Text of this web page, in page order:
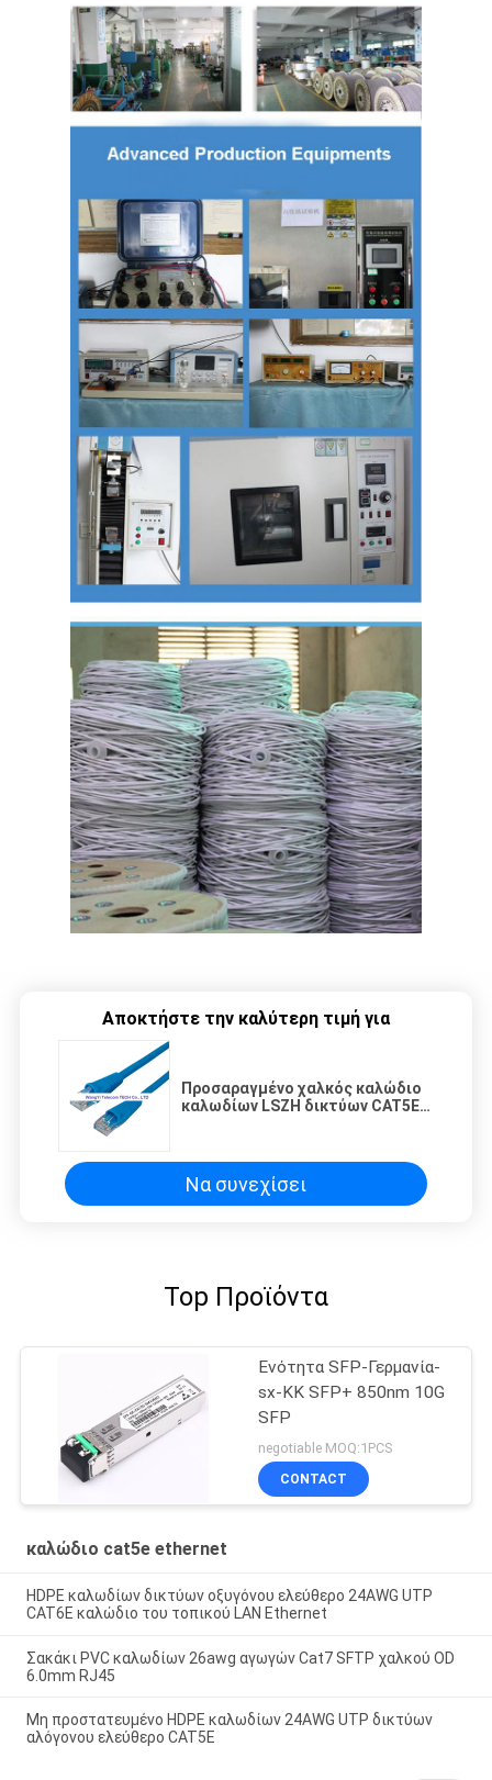
Αποκτήστε την καλύτερη τιμή για
Προσαραγμένο χαλκός καλώδιο
καλωδίων LSZH δικτύων CAT5E
Να συνεχίσει
Top Προϊόντα
Ενότητα SFP-Γερμανία-
sx-ΚΚ SFP+ 850nm 10G
SFP
negotiable MOQ:1PCS
CONTACT
καλώδιο cat5e ethernet
HDPE καλωδίων δικτύων οξυγόνου ελεύθερο 24AWG UTP
CAT6E καλώδιο του τοπικού LAN Ethernet
Σακάκι PVC καλωδίων 26awg αγωγών Cat7 SFTP χαλκού OD
6.0mm RJ45
Μη προστατευμένο HDPE καλωδίων 24AWG UTP δικτύων
αλόγονου ελεύθερο CAT5E